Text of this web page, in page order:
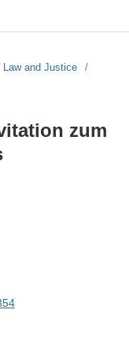
Law and Justice
/
zum